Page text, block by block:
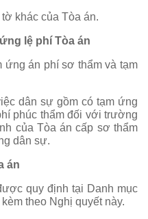
khác của Tòa án.
lệ phí Tòa án
ứng án phí sơ thẩm và tạm
dân sự gồm có tạm ứng
phúc thẩm đối với trường
của Tòa áncấp sơ thẩm
dân sự.
án
quy định tại Danh mục
theo Nghị quyếtnày.